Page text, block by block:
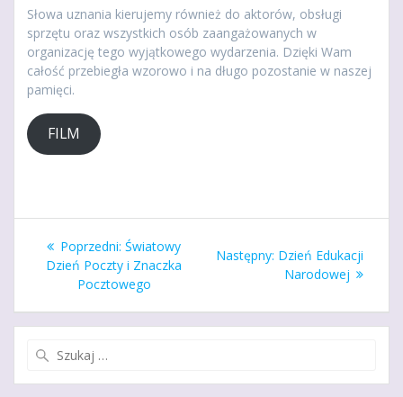
Słowa uznania kierujemy również do aktorów, obsługi
sprzętu oraz wszystkich osób zaangażowanych w
organizację tego wyjątkowego wydarzenia. Dzięki Wam
całość przebiegła wzorowo i na długo pozostanie w naszej
pamięci.
FILM
Nawigacja
wpisu
Poprzedni: Poprzedni
wpis:
Światowy
Dzień Poczty i Znaczka
Pocztowego
Następny: Następny
wpis:
Dzień Edukacji
Narodowej